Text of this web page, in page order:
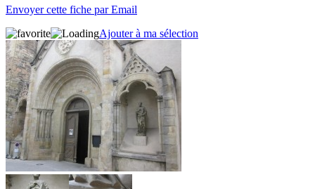
Envoyer cette fiche par Email
Ajouter à ma sélection